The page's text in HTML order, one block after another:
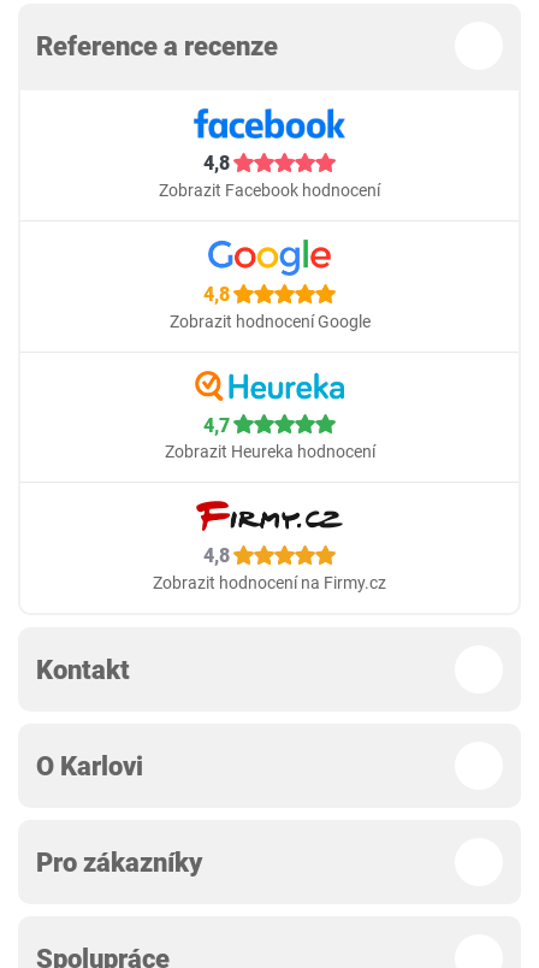
Reference a recenze
4,8
Zobrazit Facebook hodnocení
4,8
Zobrazit hodnocení Google
4,7
Zobrazit Heureka hodnocení
4,8
Zobrazit hodnocení na Firmy.cz
Kontakt
O Karlovi
Pro zákazníky
Spolupráce